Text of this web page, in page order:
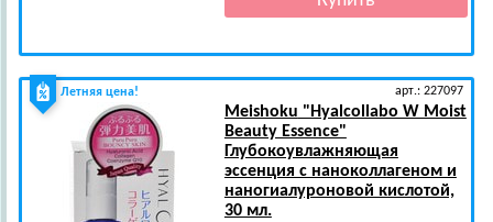
Летняя цена! арт.: 227097
Meishoku "Hyalcollabo W Moist
Beauty Essence"
Глубокоувлажняющая
эссенция с наноколлагеном и
наногиалуроновой кислотой,
30 мл.